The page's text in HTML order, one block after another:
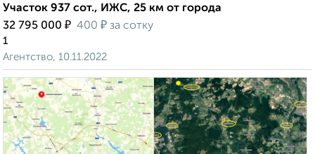
Участок 937 сот., ИЖС, 25 км от города
32 795 000 ₽ 400 ₽ за сотку
1
Агентство, 10.11.2022